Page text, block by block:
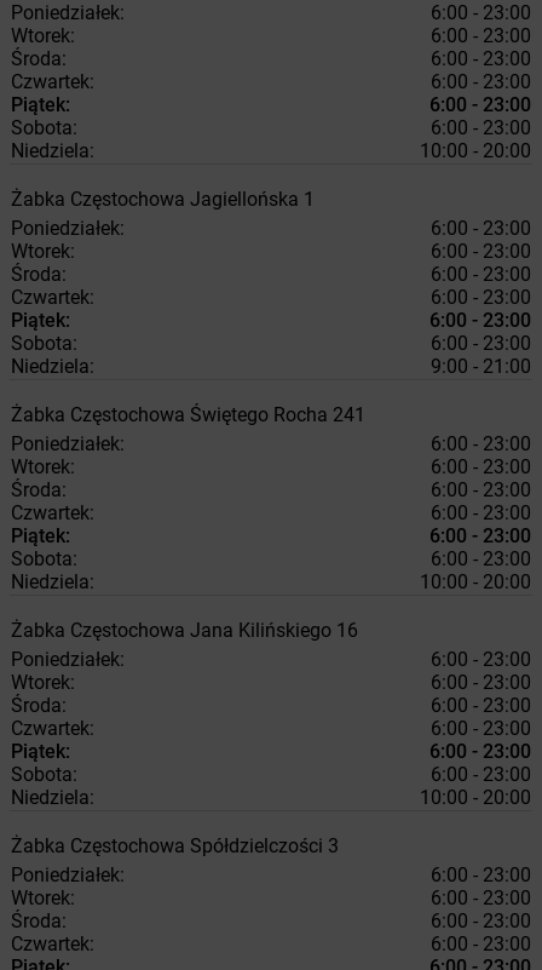
Poniedziałek:
6:00 - 23:00
Wtorek:
6:00 - 23:00
Środa:
6:00 - 23:00
Czwartek:
6:00 - 23:00
Piątek:
6:00 - 23:00
Sobota:
6:00 - 23:00
Niedziela:
10:00 - 20:00
Żabka Częstochowa Jagiellońska 1
Poniedziałek:
6:00 - 23:00
Wtorek:
6:00 - 23:00
Środa:
6:00 - 23:00
Czwartek:
6:00 - 23:00
Piątek:
6:00 - 23:00
Sobota:
6:00 - 23:00
Niedziela:
9:00 - 21:00
Żabka Częstochowa Świętego Rocha 241
Poniedziałek:
6:00 - 23:00
Wtorek:
6:00 - 23:00
Środa:
6:00 - 23:00
Czwartek:
6:00 - 23:00
Piątek:
6:00 - 23:00
Sobota:
6:00 - 23:00
Niedziela:
10:00 - 20:00
Żabka Częstochowa Jana Kilińskiego 16
Poniedziałek:
6:00 - 23:00
Wtorek:
6:00 - 23:00
Środa:
6:00 - 23:00
Czwartek:
6:00 - 23:00
Piątek:
6:00 - 23:00
Sobota:
6:00 - 23:00
Niedziela:
10:00 - 20:00
Żabka Częstochowa Spółdzielczości 3
Poniedziałek:
6:00 - 23:00
Wtorek:
6:00 - 23:00
Środa:
6:00 - 23:00
Czwartek:
6:00 - 23:00